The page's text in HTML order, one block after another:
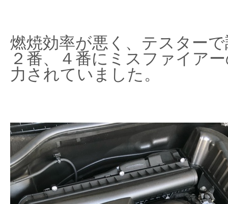
燃焼効率が悪く、テスター
２番、４番にミスファイア
力されていました。